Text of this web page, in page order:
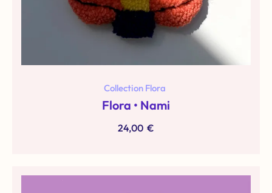
Collection Flora
Flora • Nami
24,00€